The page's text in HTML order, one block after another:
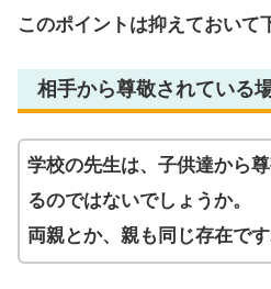
このポイントは抑えておいて
相手から尊敬されている
学校の先生は、子供達から
るのではないでしょうか。
両親とか、親も同じ存在です